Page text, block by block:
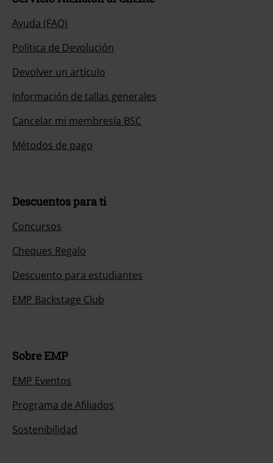
Ayuda (FAQ)
Política de Devolución
Devolver un artículo
Información de tallas generales
Cancelar mi membresía BSC
Métodos de pago
Descuentos para ti
Concursos
Cheques Regalo
Descuento para estudiantes
EMP Backstage Club
Sobre EMP
EMP Eventos
Programa de Afiliados
Sostenibilidad